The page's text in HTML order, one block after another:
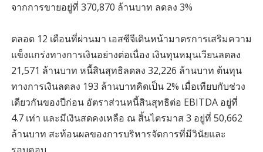
จากการขายอยู่ที่ 370,870 ล้านบาท ลดลง 3%
ตลอด 12 เดือนที่ผ่านมา เอสซีจีเดินหน้ามาตรการเสริมความ
แข็งแกร่งทางการเงินอย่างต่อเนื่อง เงินทุนหมุนเวียนลดลง
21,571 ล้านบาท หนี้สินสุทธิลดลง 32,226 ล้านบาท ต้นทุน
ทางการเงินลดลง 193 ล้านบาทคิดเป็น 2% เมื่อเทียบกับช่วง
เดียวกันของปีก่อน อัตราส่วนหนี้สินสุทธิต่อ EBITDA อยู่ที่
4.7 เท่า และมีเงินสดคงเหลือ ณ สิ้นไตรมาส 3 อยู่ที่ 50,662
ล้านบาท สะท้อนผลของการบริหารจัดการที่มีวินัยและ